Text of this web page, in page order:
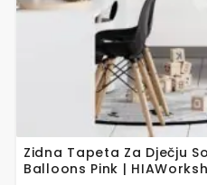
Zidna Tapeta Za Dječju
Balloons Pink |